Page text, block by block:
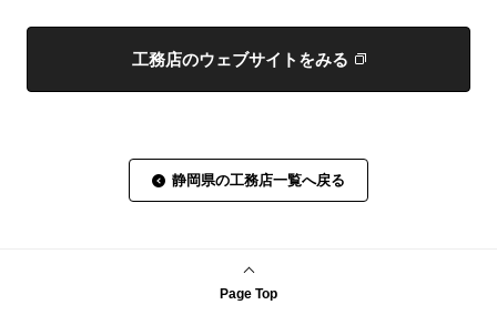
工務店のウェブサイトをみる
静岡県の工務店一覧へ戻る
Page Top